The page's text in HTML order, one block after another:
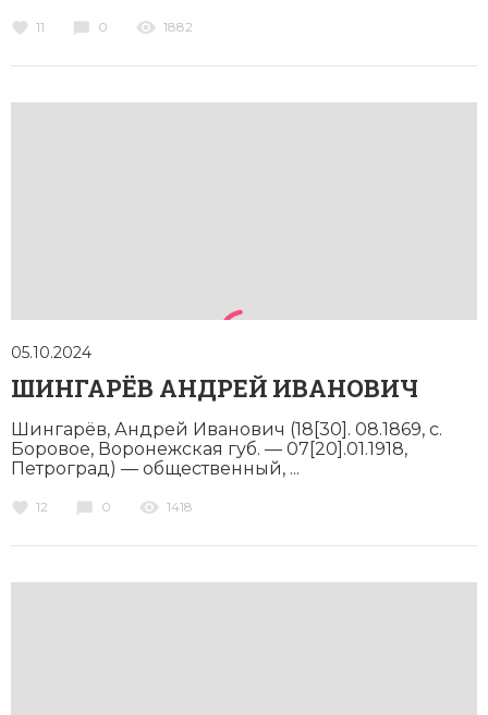
11 0 1882
05.10.2024
ШИНГАРЁВ АНДРЕЙ ИВАНОВИЧ
Шингарёв, Андрей Иванович (18[30]. 08.1869, с.
Боровое, Воронежская губ. — 07[20].01.1918,
Петроград) — общественный, ...
12 0 1418